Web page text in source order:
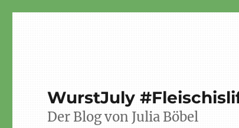
WurstJuly
Der Blog von Julia Böbel